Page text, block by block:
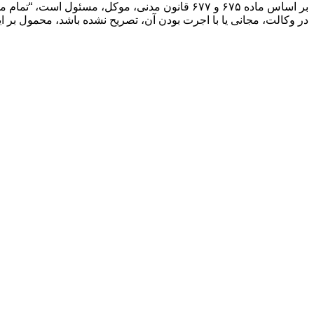
بر اساس ماده ۶۷۵ و ۶۷۷ قانون مدنی، موکل،
در وکالت، مجانی یا با اجرت بودن آن، تصریح نشده باشد، محمول بر